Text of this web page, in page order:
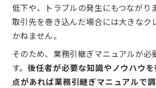
低下や、トラブルの発生にもつながり
取引先を巻き込んだ場合には大きなク
かねません。
そのため、業務引継ぎマニュアルが必
す。 後任者が必要な知識やノウハウ
点があれば業務引継ぎマニュアルで